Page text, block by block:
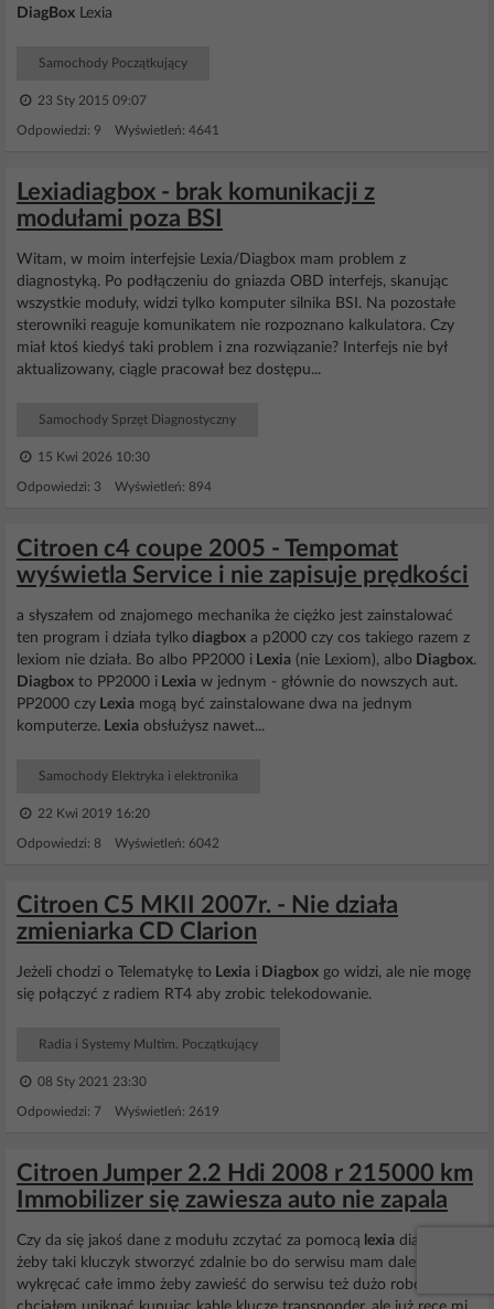
DiagBox Lexia
Samochody Początkujący
23 Sty 2015 09:07
Odpowiedzi: 9 Wyświetleń: 4641
Lexiadiagbox - brak komunikacji z
modułami poza BSI
Witam, w moim interfejsie Lexia/Diagbox mam problem z
diagnostyką. Po podłączeniu do gniazda OBD interfejs, skanując
wszystkie moduły, widzi tylko komputer silnika BSI. Na pozostałe
sterowniki reaguje komunikatem nie rozpoznano kalkulatora. Czy
miał ktoś kiedyś taki problem i zna rozwiązanie? Interfejs nie był
aktualizowany, ciągle pracował bez dostępu...
Samochody Sprzęt Diagnostyczny
15 Kwi 2026 10:30
Odpowiedzi: 3 Wyświetleń: 894
Citroen c4 coupe 2005 - Tempomat
wyświetla Service i nie zapisuje prędkości
a słyszałem od znajomego mechanika że ciężko jest zainstalować
ten program i działa tylko diagbox a p2000 czy cos takiego razem z
lexiom nie działa. Bo albo PP2000 i Lexia (nie Lexiom), albo Diagbox.
Diagbox to PP2000 i Lexia w jednym - głównie do nowszych aut.
PP2000 czy Lexia mogą być zainstalowane dwa na jednym
komputerze. Lexia obsłużysz nawet...
Samochody Elektryka i elektronika
22 Kwi 2019 16:20
Odpowiedzi: 8 Wyświetleń: 6042
Citroen C5 MKII 2007r. - Nie działa
zmieniarka CD Clarion
Jeżeli chodzi o Telematykę to Lexia i Diagbox go widzi, ale nie mogę
się połączyć z radiem RT4 aby zrobic telekodowanie.
Radia i Systemy Multim. Początkujący
08 Sty 2021 23:30
Odpowiedzi: 7 Wyświetleń: 2619
Citroen Jumper 2.2 Hdi 2008 r 215000 km
Immobilizer się zawiesza auto nie zapala
Czy da się jakoś dane z modułu zczytać za pomocą lexia diagbox
żeby taki kluczyk stworzyć zdalnie bo do serwisu mam daleko? A
wykręcać całe immo żeby zawieść do serwisu też dużo roboty. Tego